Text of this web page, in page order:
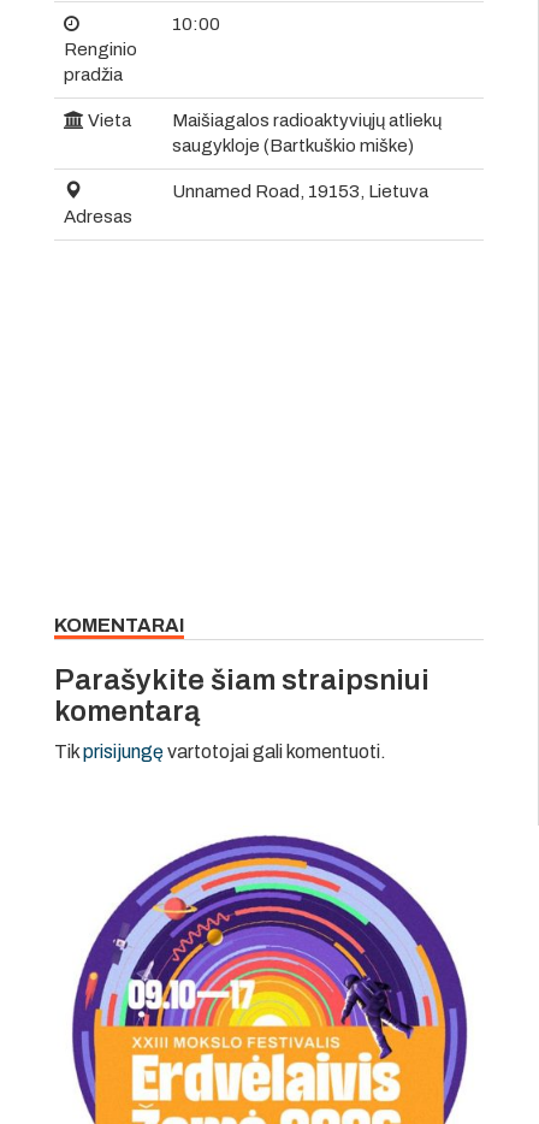
Renginio
pradžia
10:00
Vieta
Maišiagalos radioaktyviųjų atliekų
saugykloje (Bartkuškio miške)
Adresas
Unnamed Road, 19153, Lietuva
KOMENTARAI
Parašykite šiam straipsniui
komentarą
Tikprisijungęvartotojai gali komentuoti.